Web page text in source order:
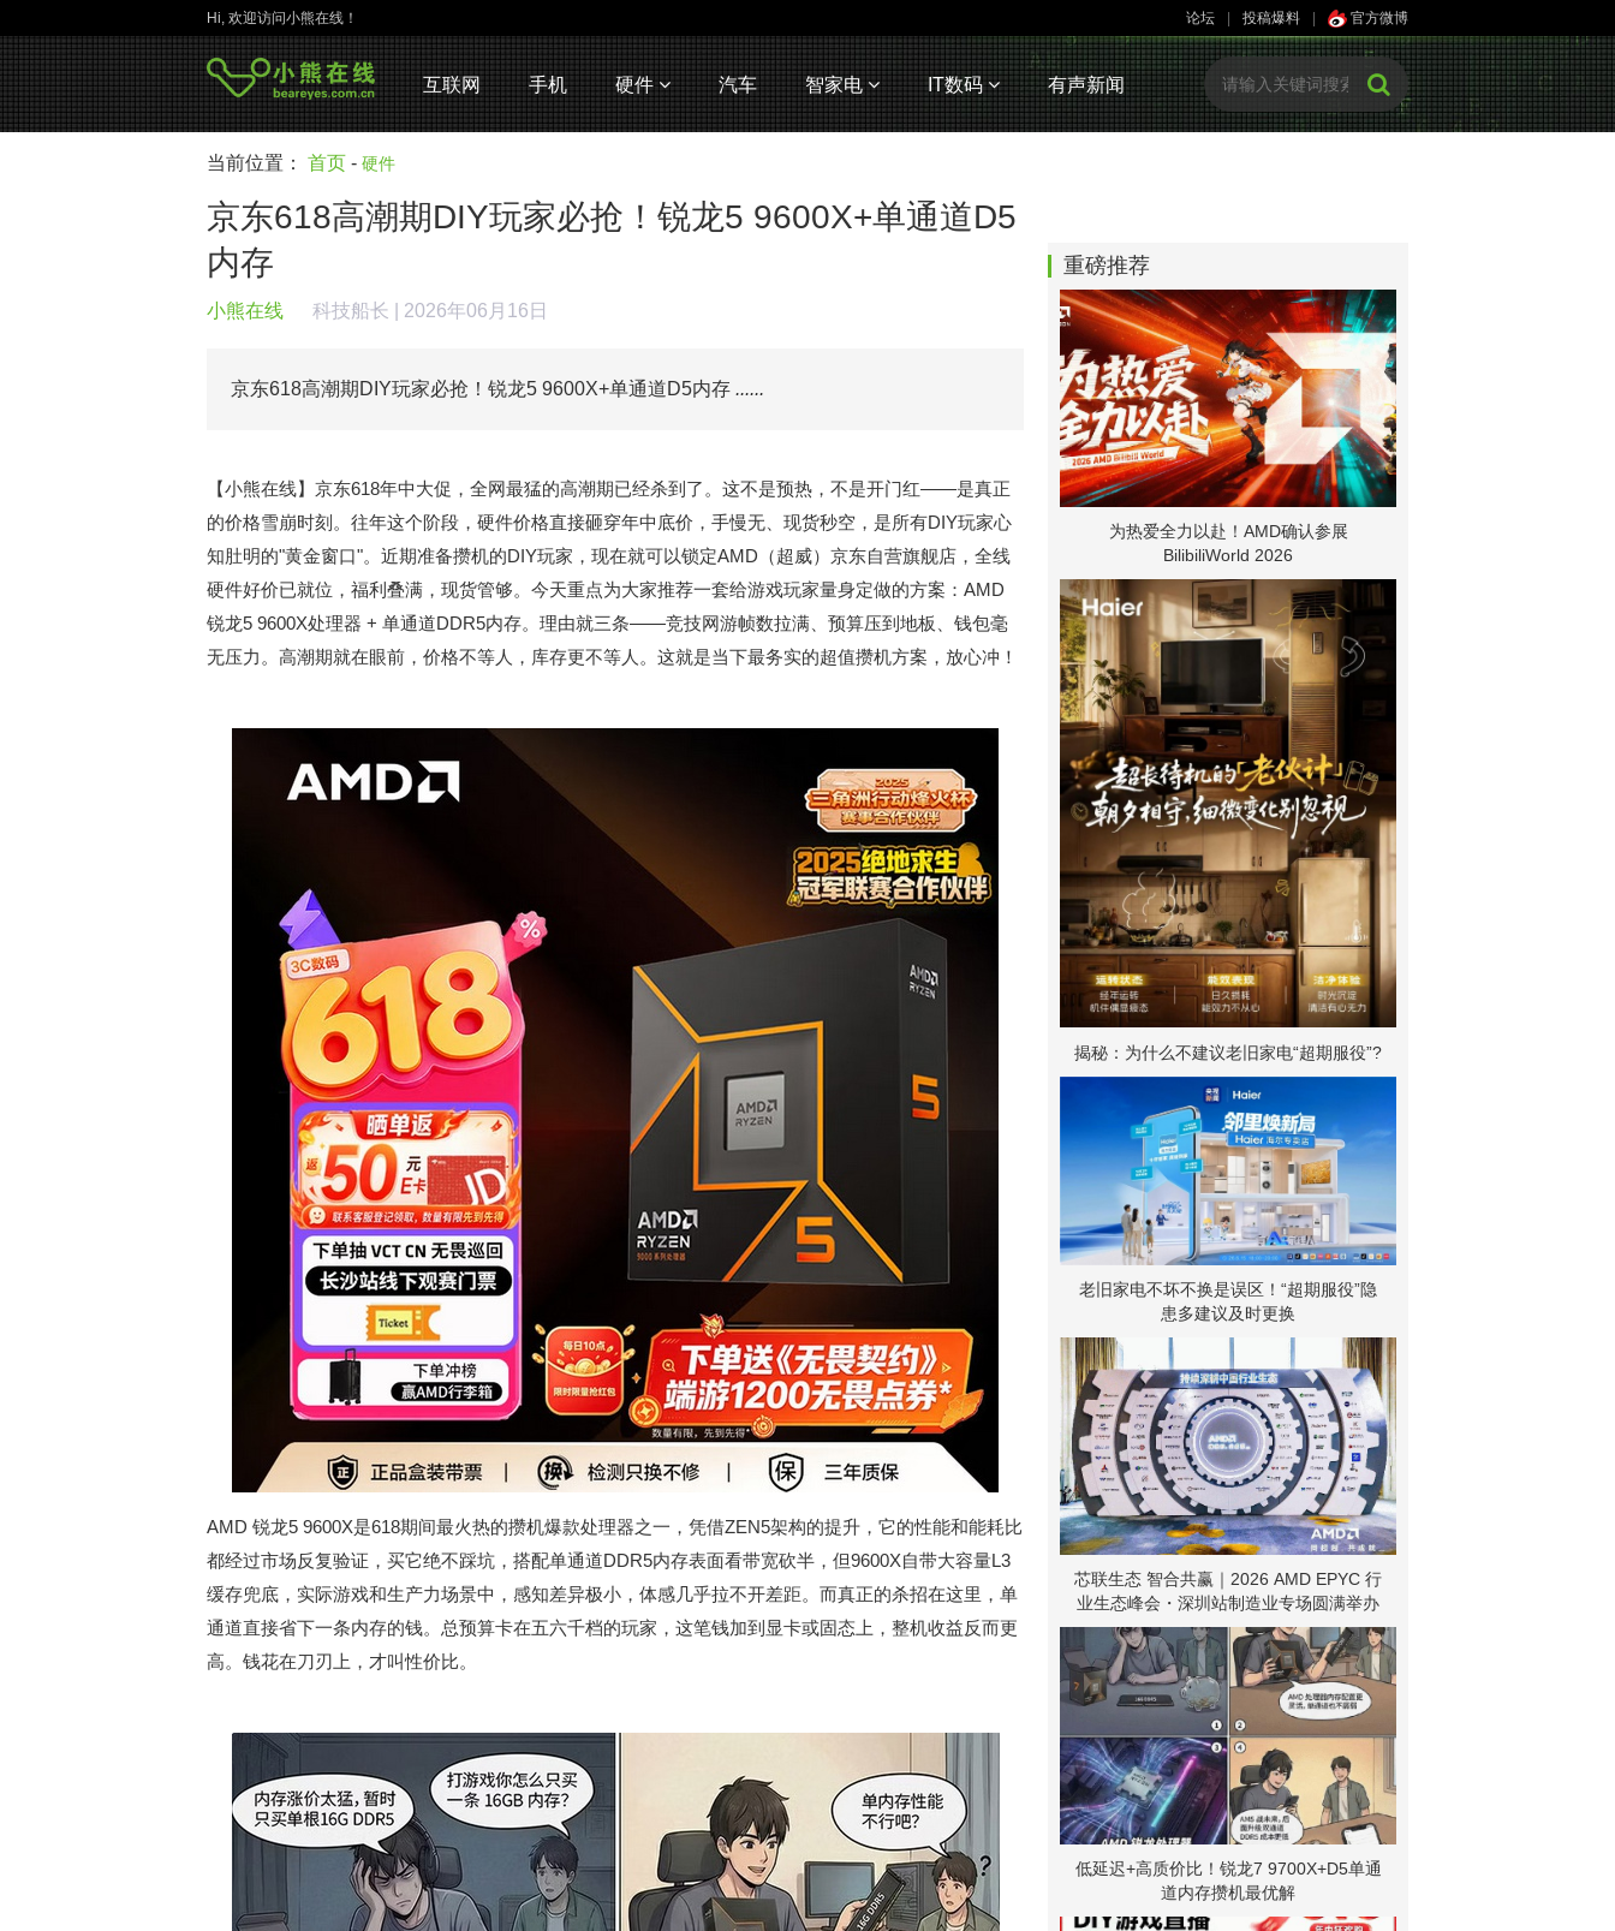
Hi, 欢迎访问小熊在线！ 论坛 投稿爆料 官方微博
互联网 手机 硬件 汽车 智家电 IT数码 有声新闻
当前位置： 首页 - 硬件
京东618高潮期DIY玩家必抢！锐龙5 9600X+单通道D5
内存
小熊在线 科技船长 | 2026年06月16日
京东618高潮期DIY玩家必抢！锐龙5 9600X+单通道D5内存 ......
【小熊在线】京东618年中大促，全网最猛的高潮期已经杀到了。这不是预热，不是开门红——是真正
的价格雪崩时刻。往年这个阶段，硬件价格直接砸穿年中底价，手慢无、现货秒空，是所有DIY玩家心
知肚明的"黄金窗口"。近期准备攒机的DIY玩家，现在就可以锁定AMD（超威）京东自营旗舰店，全线
硬件好价已就位，福利叠满，现货管够。今天重点为大家推荐一套给游戏玩家量身定做的方案：AMD
锐龙5 9600X处理器 + 单通道DDR5内存。理由就三条——竞技网游帧数拉满、预算压到地板、钱包毫
无压力。高潮期就在眼前，价格不等人，库存更不等人。这就是当下最务实的超值攒机方案，放心冲！
AMD 锐龙5 9600X是618期间最火热的攒机爆款处理器之一，凭借ZEN5架构的提升，它的性能和能耗比
都经过市场反复验证，买它绝不踩坑，搭配单通道DDR5内存表面看带宽砍半，但9600X自带大容量L3
缓存兜底，实际游戏和生产力场景中，感知差异极小，体感几乎拉不开差距。而真正的杀招在这里，单
通道直接省下一条内存的钱。总预算卡在五六千档的玩家，这笔钱加到显卡或固态上，整机收益反而更
高。钱花在刀刃上，才叫性价比。
重磅推荐
为热爱全力以赴！AMD确认参展
BilibiliWorld 2026
揭秘：为什么不建议老旧家电“超期服役”?
老旧家电不坏不换是误区！“超期服役”隐
患多建议及时更换
芯联生态 智合共赢｜2026 AMD EPYC 行
业生态峰会・深圳站制造业专场圆满举办
低延迟+高质价比！锐龙7 9700X+D5单通
道内存攒机最优解